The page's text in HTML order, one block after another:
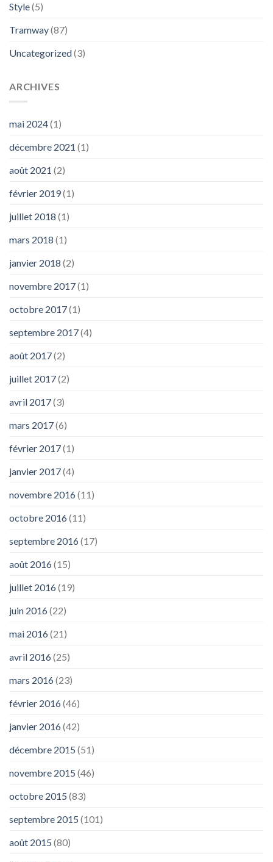
Style(5)
Tramway(87)
Uncategorized(3)
ARCHIVES
mai 2024(1)
décembre 2021 (1)
août 2021 (2)
février 2019(1)
juillet 2018 (1)
mars 2018 (1)
janvier 2018 (2)
novembre 2017(1)
octobre 2017(1)
septembre 2017(4)
août 2017(2)
juillet 2017(2)
avril 2017(3)
mars 2017(6)
février 2017(1)
janvier 2017(4)
novembre 2016(11)
octobre 2016(11)
septembre 2016(17)
août 2016(15)
juillet 2016(19)
juin 2016(22)
mai 2016(21)
avril 2016(25)
mars 2016(23)
février 2016(46)
janvier 2016(42)
décembre 2015 (51)
novembre 2015 (46)
octobre 2015 (83)
septembre 2015 (101)
août 2015 (80)